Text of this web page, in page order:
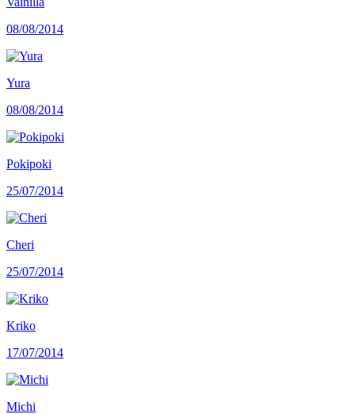
08/08/2014
Yura
08/08/2014
Pokipoki
25/07/2014
Cheri
25/07/2014
Kriko
17/07/2014
Michi